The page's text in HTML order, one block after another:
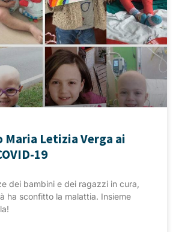
Maria Letizia Verga ai
19
dei bambini e dei ragazzi in cura,
ha sconfitto la malattia. Insieme